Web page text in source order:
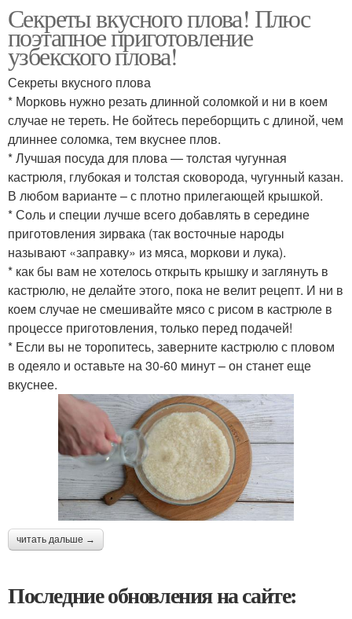
Секреты вкусного плова! Плюс
поэтапное приготовление
узбекского плова!
Секреты вкусного плова
* Морковь нужно резать длинной соломкой и ни в коем
случае не тереть. Не бойтесь переборщить с длиной, чем
длиннее соломка, тем вкуснее плов.
* Лучшая посуда для плова — толстая чугунная
кастрюля, глубокая и толстая сковорода, чугунный казан.
В любом варианте – с плотно прилегающей крышкой.
* Соль и специи лучше всего добавлять в середине
приготовления зирвака (так восточные народы
называют «заправку» из мяса, моркови и лука).
* как бы вам не хотелось открыть крышку и заглянуть в
кастрюлю, не делайте этого, пока не велит рецепт. И ни в
коем случае не смешивайте мясо с рисом в кастрюле в
процессе приготовления, только перед подачей!
* Если вы не торопитесь, заверните кастрюлю с пловом
в одеяло и оставьте на 30-60 минут – он станет еще
вкуснее.
читать дальше →
Последние обновления на сайте: